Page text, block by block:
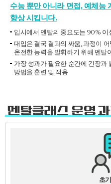
수능 뿐만 아니라 면접, 예체능
향상 시킵니다.
입시에서 멘탈의 중요도는 90% 이
대입은 결국 결과의 싸움, 과정이
온전한 능력을 발휘하기 위해 멘탈
가장 성과가 필요한 순간에 긴장과
방법을 훈련 및 적용
멘탈클래스 운영
초